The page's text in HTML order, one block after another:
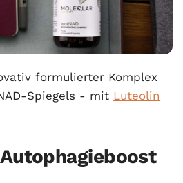
formulierter Komplex
Spiegels - mit Luteolin